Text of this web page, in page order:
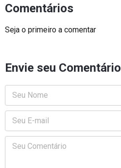
Comentários
Seja o primeiro a comentar
Envie seu Comentário